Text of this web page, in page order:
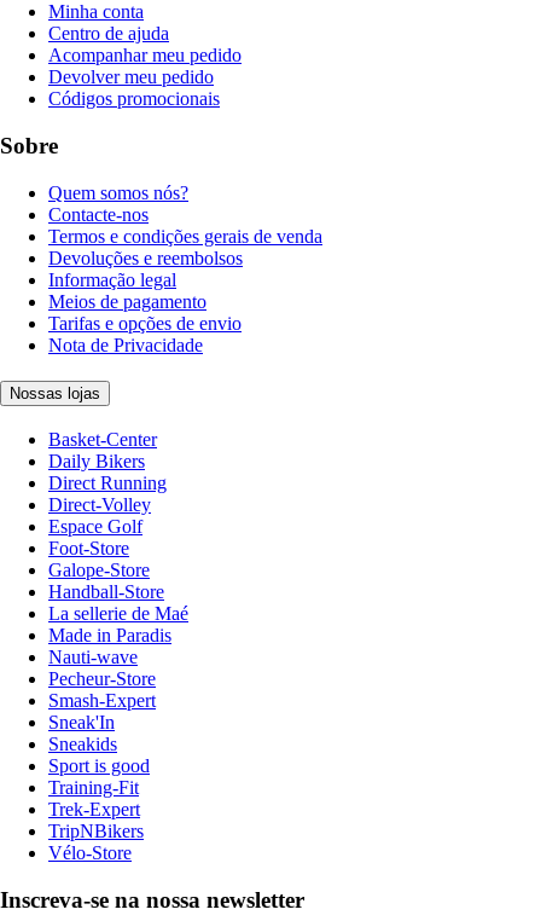
Minha conta
Centro de ajuda
Acompanhar meu pedido
Devolver meu pedido
Códigos promocionais
Sobre
Quem somos nós?
Contacte-nos
Termos e condições gerais de venda
Devoluções e reembolsos
Informação legal
Meios de pagamento
Tarifas e opções de envio
Nota de Privacidade
Nossas lojas
Basket-Center
Daily Bikers
Direct Running
Direct-Volley
Espace Golf
Foot-Store
Galope-Store
Handball-Store
La sellerie de Maé
Made in Paradis
Nauti-wave
Pecheur-Store
Smash-Expert
Sneak'In
Sneakids
Sport is good
Training-Fit
Trek-Expert
TripNBikers
Vélo-Store
Inscreva-se na nossa newsletter